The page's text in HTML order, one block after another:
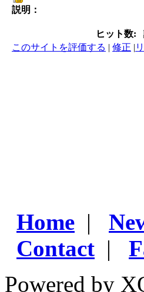
説明：
ヒット数:
このサイトを評価する | 修正 |
Home |
Contact |
Powered by